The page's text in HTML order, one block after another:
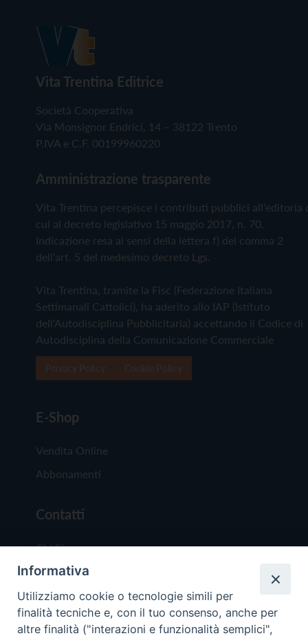
Vita Trentina Editrice
Società Cooperativa
Via Monsignor Endrici, 14 – 38122 Trento
P.IVA e C.F. 00199960220
Amministrazione trasparente
Vita Trentina percepisce i contributi pubblici all'editoria
cui al decreto legislativo 15 maggio 2017, n. 70.
Indicazione resa ai sensi della lettera f) del comma 2
dell'art. 5 del medesimo decreto Lgs.
Vita Trentina, tramite la Fisc (Federazione Italiana
Settimanali Cattolici), ha aderito allo IAP (Istituto
dell'Autodisciplina Pubblicitaria) accettando il Codice di
Autodisciplina della Comunicazione Commerciale
E-Shop
Vendita Online
Abbonamenti
Contatti
Chi Siamo
Redazione
Scrivici
Informativa
Utilizziamo cookie o tecnologie simili per
finalità tecniche e, con il tuo consenso, anche per
altre finalità ("interazioni e funzionalità semplici",